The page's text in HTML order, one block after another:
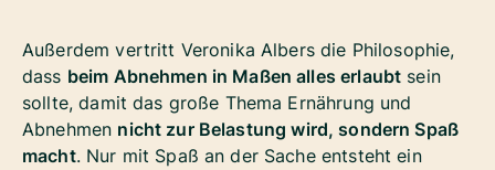
Außerdem vertritt Veronika Albers die Philosophie,
dass beim Abnehmen in Maßen alles erlaubt sein
sollte, damit das große Thema Ernährung und
Abnehmen nicht zur Belastung wird, sondern Spaß
macht. Nur mit Spaß an der Sache entsteht ein